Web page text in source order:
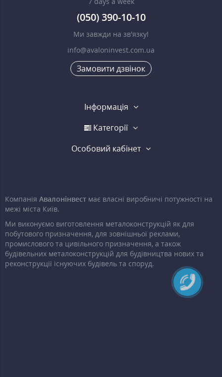
(050) 390-10-10
Ми завжди на зв'язку!
info@avaloninvest.com.ua
Замовити дзвінок
Інформація
Категорії
Особовий кабінет
Компанія Авалонінвест має власні виробничі потужності на
межі міста Київ.
Ми виконуємо виготовлення металоконструкцій як для
побутового призначення, для зовнішньої реклами,
промислового та цивільного призначення, а також
будівельних металоконструкцій для будівництва нових та
реконструкції існуючих будівель та споруд.